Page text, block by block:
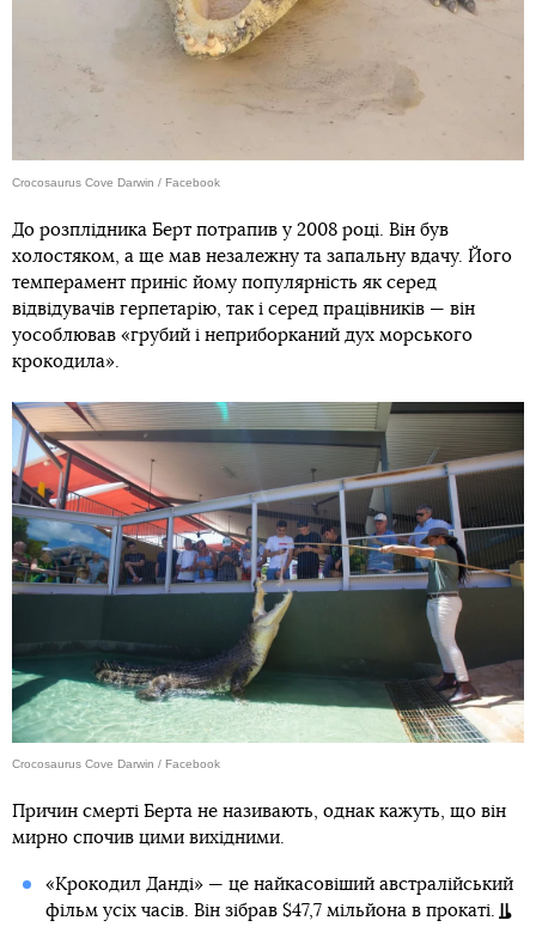
Crocosaurus Cove Darwin / Facebook
До розплідника Берт потрапив у 2008 році. Він був
холостяком, а ще мав незалежну та запальну вдачу. Його
темперамент приніс йому популярність як серед
відвідувачів герпетарію, так і серед працівників — він
уособлював «грубий і неприборканий дух морського
крокодила».
Crocosaurus Cove Darwin / Facebook
Причин смерті Берта не називають, однак кажуть, що він
мирно спочив цими вихідними.
«Крокодил Данді» — це найкасовіший австралійський
фільм усіх часів. Він зібрав $47,7 мільйона в прокаті.